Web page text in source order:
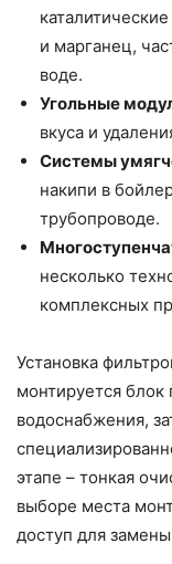
и марганец,
воде.
Угольные
вкуса и
Системы
накипи в
трубопроводе.
несколько
комплексных
Установка
монтируется блок
водоснабжения,
этапе – тонкая
выборе места
доступ для